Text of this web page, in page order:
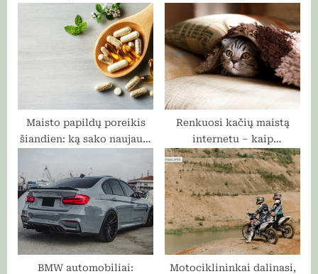
prieš perkant
rinktis, kad matytum
pokytį?
Maisto papildų poreikis
šiandien: ką sako naujausi
Renkuosi kačių maistą
internetu – kaip
neapsirikti?
BMW automobiliai:
Motociklininkai dalinasi,